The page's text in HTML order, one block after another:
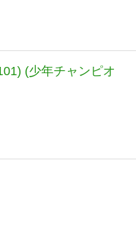
(少年チャンピオ